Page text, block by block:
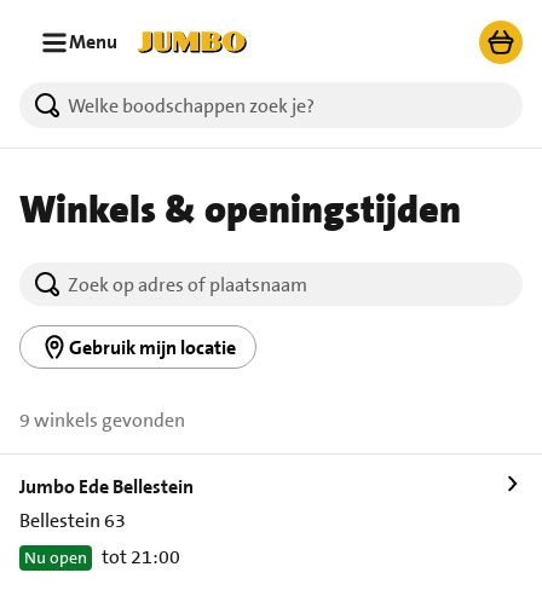
Menu
Winkels & openingstijden
Gebruik mijn locatie
9 winkels gevonden
Jumbo Ede Bellestein
Bellestein 63
Nu open tot 21:00